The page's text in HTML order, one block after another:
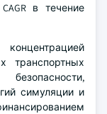
в течение
транспортных
симуляции и